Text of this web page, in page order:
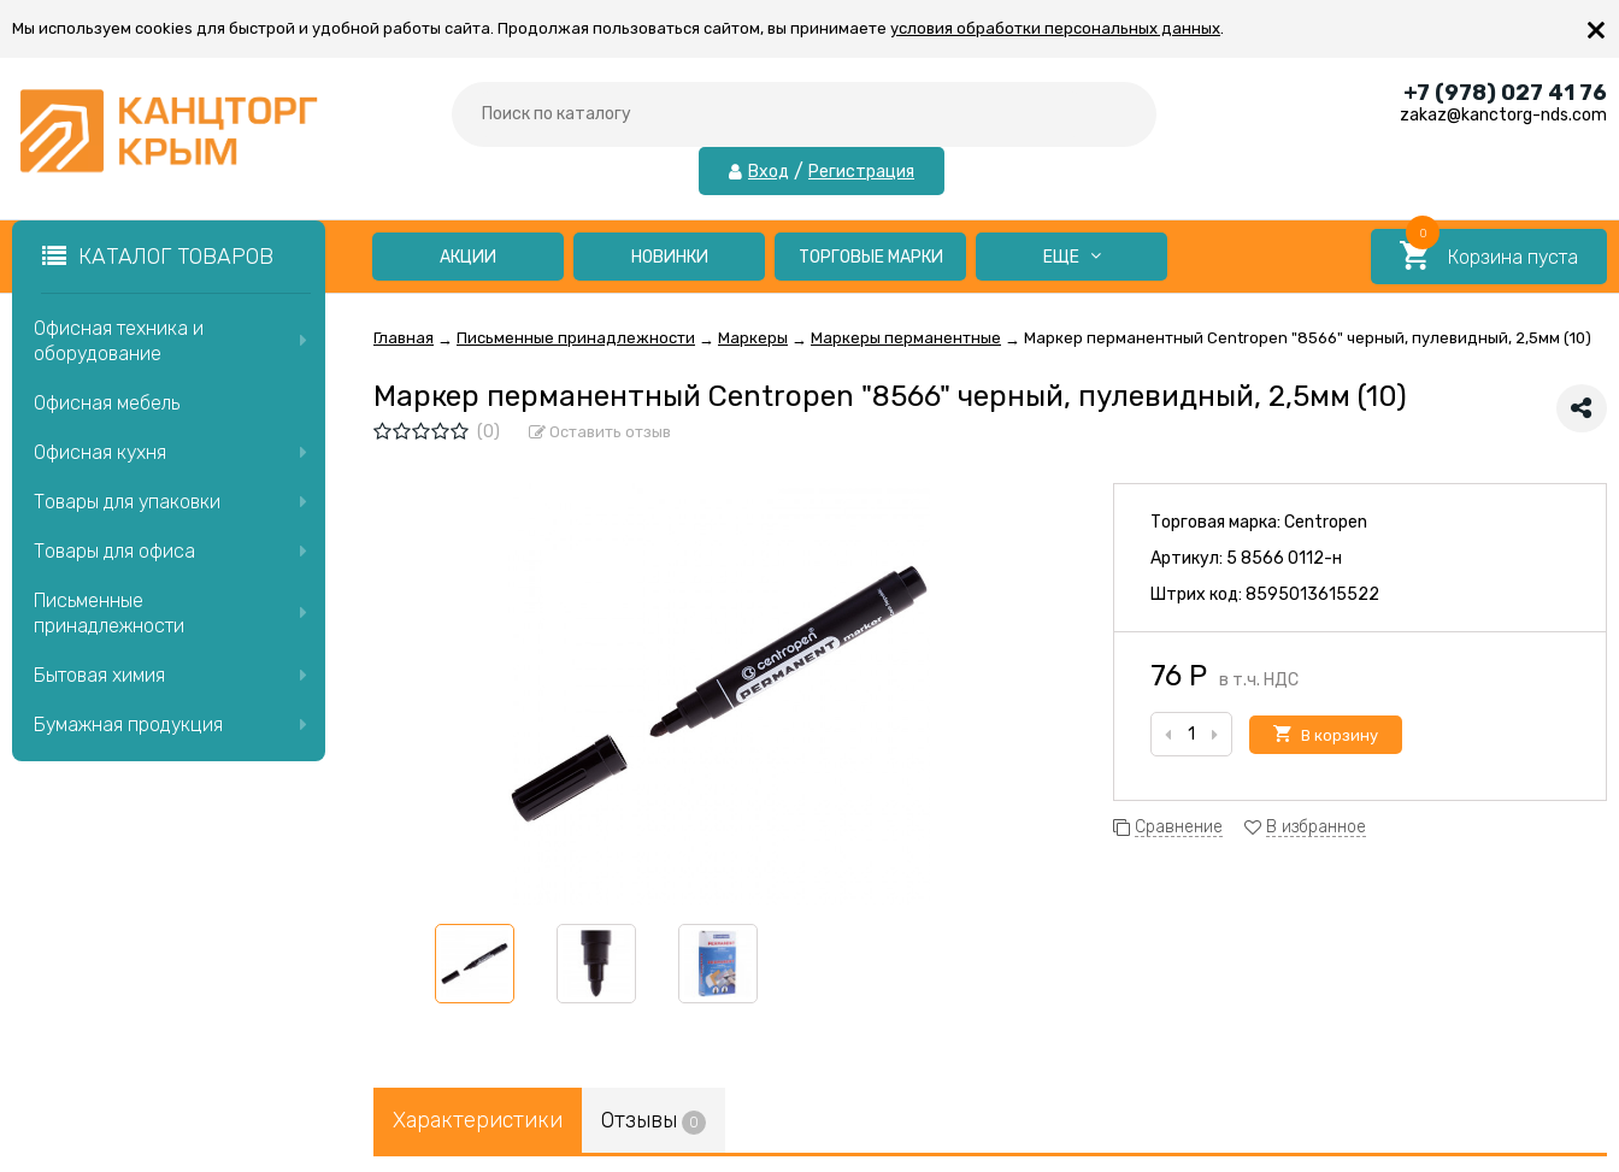
Мы используем cookies для быстрой и удобной работы сайта. Продолжая пользоваться сайтом, вы принимаете условия обработки персональных данных. ×
Вход / Регистрация
+7 (978) 027 41 76
zakaz@kanctorg-nds.com
КАТАЛОГ ТОВАРОВ Корзина пуста
0
АКЦИИ НОВИНКИ ТОРГОВЫЕ МАРКИ ЕЩЕ
Главная → Письменные принадлежности → Маркеры → Маркеры перманентные → Маркер перманентный Centropen "8566" черный, пулевидный, 2,5мм (10)
Маркер перманентный Centropen "8566" черный, пулевидный, 2,5мм (10)
(0) Оставить отзыв
Торговая марка:Centropen
Артикул: 5 8566 0112-н
Штрих код:8595013615522
76 Р в т.ч. НДС
В корзину
Сравнение В избранное
Характеристики Отзывы 0
Офисная техника и
оборудование
Офисная мебель
Офисная кухня
Товары для упаковки
Товары для офиса
Письменные
принадлежности
Бытовая химия
Бумажная продукция